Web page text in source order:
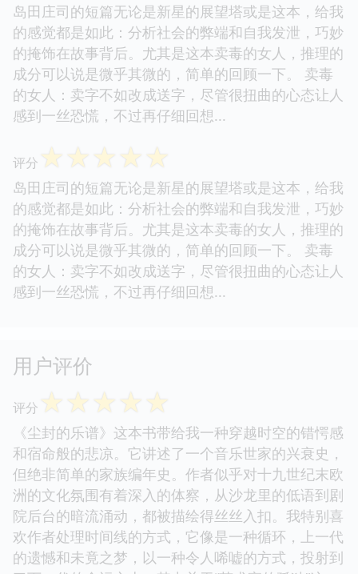
岛田庄司的短篇无论是新星的展望塔或是这本，给我
的感觉都是如此：分析社会的弊端和自我发泄，巧妙
的掩饰在故事背后。尤其是这本卖毒的女人，推理的
成分可以说是微乎其微的，简单的回顾一下。 卖毒
的女人：卖字不如改成送字，尽管很扭曲的心态让人
感到一丝恐慌，不过再仔细回想...
评分 ☆☆☆☆☆
岛田庄司的短篇无论是新星的展望塔或是这本，给我
的感觉都是如此：分析社会的弊端和自我发泄，巧妙
的掩饰在故事背后。尤其是这本卖毒的女人，推理的
成分可以说是微乎其微的，简单的回顾一下。 卖毒
的女人：卖字不如改成送字，尽管很扭曲的心态让人
感到一丝恐慌，不过再仔细回想...
用户评价
评分 ☆☆☆☆☆
《尘封的乐谱》这本书带给我一种穿越时空的错愕感
和宿命般的悲凉。它讲述了一个音乐世家的兴衰史，
但绝非简单的家族编年史。作者似乎对十九世纪末欧
洲的文化氛围有着深入的体察，从沙龙里的低语到剧
院后台的暗流涌动，都被描绘得丝丝入扣。我特别喜
欢作者处理时间线的方式，它像是一种循环，上一代
的遗憾和未竟之梦，以一种令人唏嘘的方式，投射到